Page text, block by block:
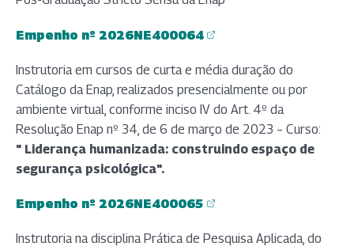
Empenho nº 2026NE400064
(abre em nova aba)
Instrutoria em cursos de curta e média duração do
Catálogo da Enap, realizados presencialmente ou por
ambiente virtual, conforme inciso IV do Art. 4º da
Resolução Enap nº 34, de 6 de março de 2023 – Curso:
" Liderança humanizada: construindo espaço de
segurança psicológica".
Empenho nº 2026NE400065
(abre em nova aba)
Instrutoria na disciplina Prática de Pesquisa Aplicada, do